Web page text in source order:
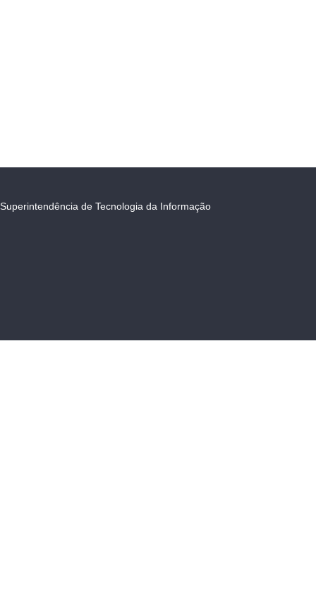
Superintendência de Tecnologia da Informação